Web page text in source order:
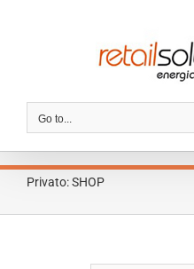
Go to...
Privato: SHOP